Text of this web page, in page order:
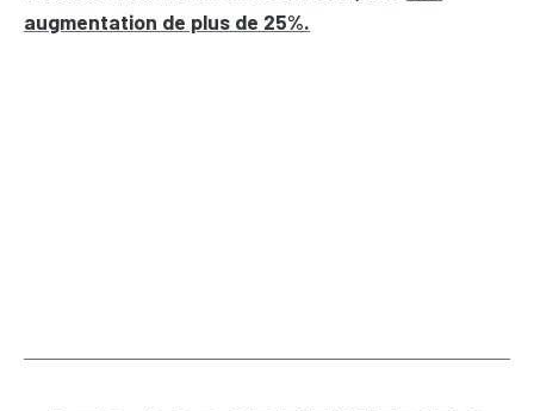
augmentation de plus de 25%.